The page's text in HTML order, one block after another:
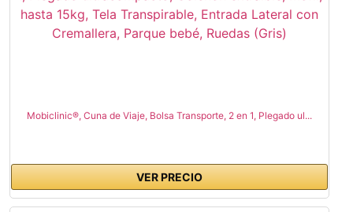
Mobiclinic®, Cuna de Viaje, Bolsa Transporte, 2 en 1, Plegado ul...
VER PRECIO